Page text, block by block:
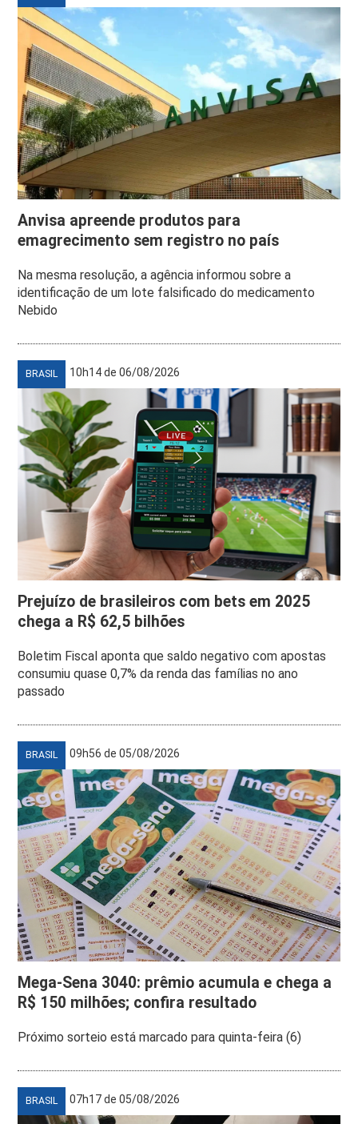
Anvisa apreende produtos para
emagrecimento sem registro no país
Na mesma resolução, a agência informou sobre a
identificação de um lote falsificado do medicamento
Nebido
BRASIL 10h14 de 06/08/2026
Prejuízo de brasileiros com bets em 2025
chega a R$ 62,5 bilhões
Boletim Fiscal aponta que saldo negativo com apostas
consumiu quase 0,7% da renda das famílias no ano
passado
BRASIL 09h56 de 05/08/2026
Mega-Sena 3040: prêmio acumula e chega a
R$ 150 milhões; confira resultado
Próximo sorteio está marcado para quinta-feira (6)
BRASIL 07h17 de 05/08/2026